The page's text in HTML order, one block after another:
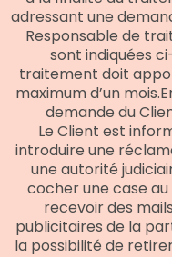
adressant une
Responsable de
sont indiquées
traitement doit
maximum d’un
demande du
Le Client est
introduire une
une autorité
cocher une case
recevoir des
publicitaires de la
la possibilité de